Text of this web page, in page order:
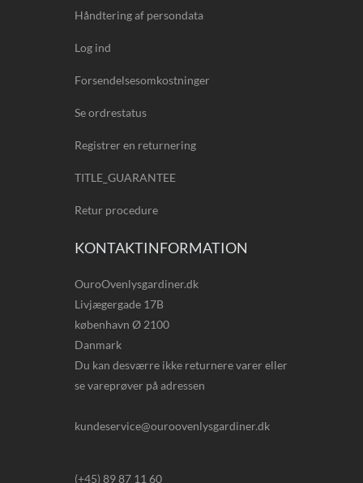
Håndtering af persondata
Log ind
Forsendelsesomkostninger
Se ordrestatus
Registrer en returnering
TITLE_GUARANTEE
Retur procedure
KONTAKTINFORMATION
OuroOvenlysgardiner.dk
Livjægergade 17B
københavn Ø 2100
Danmark
Du kan desværre ikke returnere varer eller
se vareprøver på adressen
kundeservice@ouroovenlysgardiner.dk
(+45) 89 87 11 60